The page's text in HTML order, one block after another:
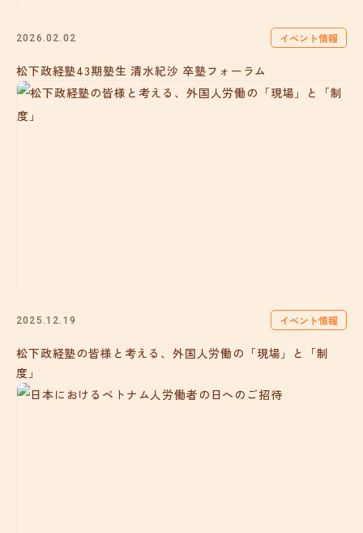
2026.02.02 イベント情報
松下政経塾43期塾生 清水紀沙 卒塾フォーラム
2025.12.19 イベント情報
松下政経塾の皆様と考える、外国人労働の「現場」と「制
度」